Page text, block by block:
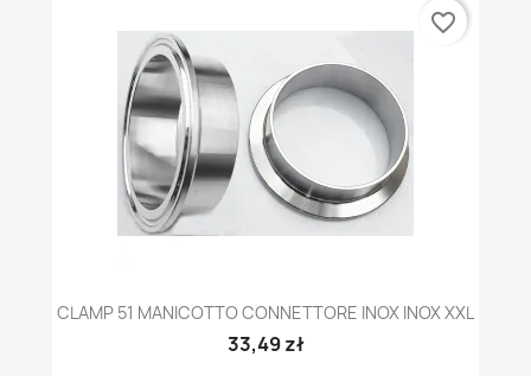
CLAMP 51 MANICOTTO CONNETTORE INOX INOX XXL
33,49 zł
favorite_border